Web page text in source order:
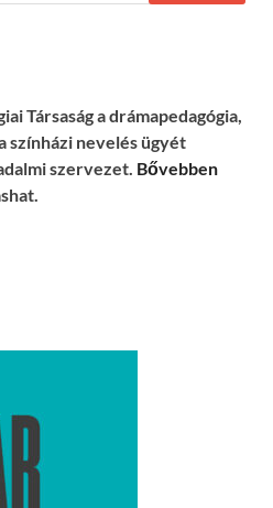
Társaság a drámapedagógia,
színházi nevelés ügyét
szervezet. Bővebben